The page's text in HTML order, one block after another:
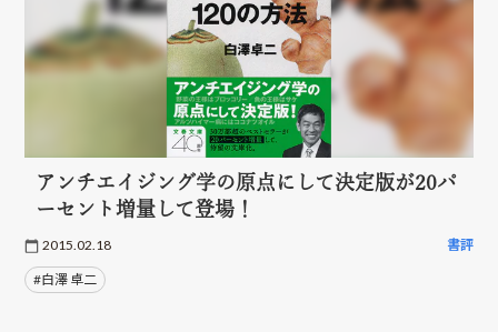
アンチエイジング学の原点にして決定版が20パ
ーセント増量して登場！
2015.02.18 書評
#白澤 卓二